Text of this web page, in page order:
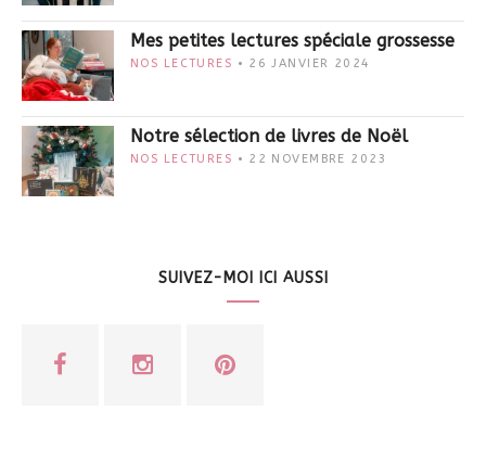
Mes petites lectures spéciale grossesse
NOS LECTURES 26 JANVIER 2024
Notre sélection de livres de Noël
NOS LECTURES 22 NOVEMBRE 2023
SUIVEZ-MOI ICI AUSSI